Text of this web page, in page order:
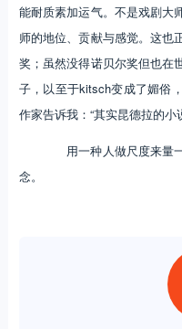
能耐质素加运气。不是戏剧大
师的地位、贡献与感觉。这也
奖；虽然没得诺贝尔奖但也在
子，以至于kitsch变成了媚俗
作家告诉我：“其实昆德拉的小
用一种人做尺度来量一
念。